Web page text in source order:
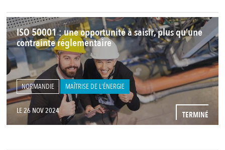
ISO 50001 : une opportunité à saisir, plus qu’une
contrainte réglementaire
NORMANDIE MAÎTRISE DE L'ÉNERGIE
LE 26 NOV 2024 TERMINÉ